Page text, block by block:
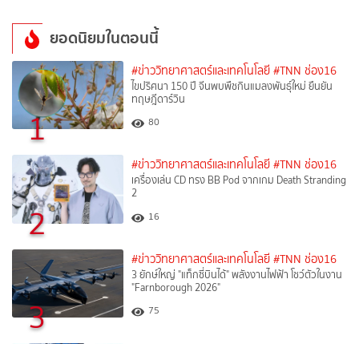
ยอดนิยมในตอนนี้
1
#ข่าววิทยาศาสตร์และเทคโนโลยี #TNN ช่อง16
ไขปริศนา 150 ปี จีนพบพืชกินแมลงพันธุ์ใหม่ ยืนยัน
ทฤษฎีดาร์วิน
80
2
#ข่าววิทยาศาสตร์และเทคโนโลยี #TNN ช่อง16
เครื่องเล่น CD ทรง BB Pod จากเกม Death Stranding
2
16
3
#ข่าววิทยาศาสตร์และเทคโนโลยี #TNN ช่อง16
3 ยักษ์ใหญ่ "แท็กซี่บินได้" พลังงานไฟฟ้า โชว์ตัวในงาน
"Farnborough 2026"
75